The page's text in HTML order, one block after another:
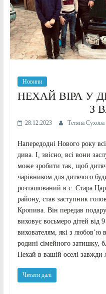
Новини
НЕХАЙ ВІРА У
З
28.12.2023 Тетяна Сухова
Напередодні Нового року
дива. І, звісно, всі вони
може зробити так, щоб
чарівником для дитячого
розташований в с. Стара
району, став заступник
Кропива. Він передав
виховує восьмеро дітей від
вихователям, які з любов’ю
родині сімейного затишку,
Нехай в вашій оселі завжди
Читати далі